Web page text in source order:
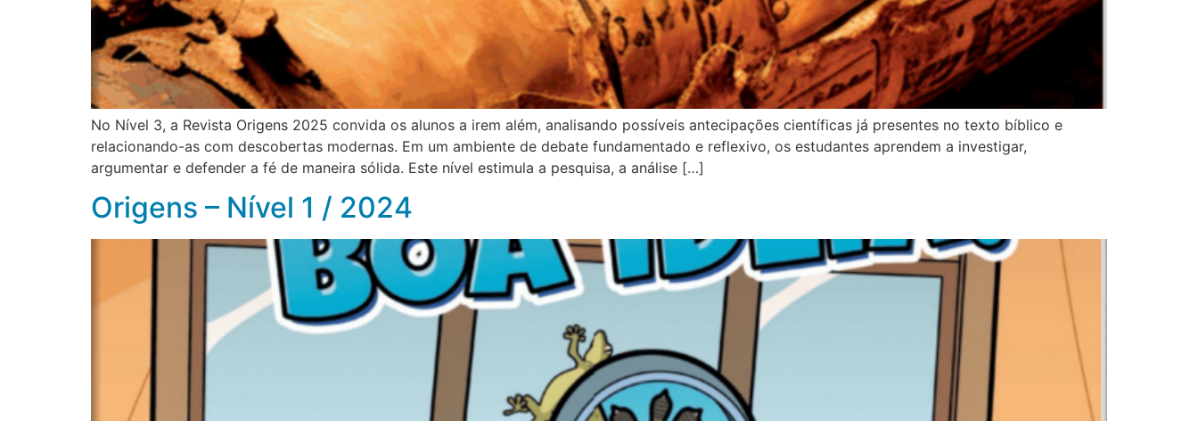
No Nível 3, a Revista Origens 2025 convida os alunos a irem além, analisando possíveis antecipações científicas já presentes no texto bíblico e
relacionando-as com descobertas modernas. Em um ambiente de debate fundamentado e reflexivo, os estudantes aprendem a investigar,
argumentar e defender a fé de maneira sólida. Este nível estimula a pesquisa, a análise […]
Origens – Nível 1 / 2024